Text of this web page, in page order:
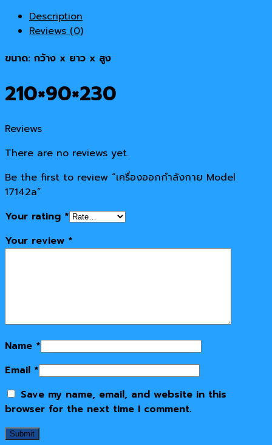
Description
Reviews (0)
ขนาด: กว้าง x ยาว x สูง
210×90×230
Reviews
There are no reviews yet.
Be the first to review “เครื่องออกกำลังกาย Model
17142a”
Your rating *
Your review *
Name *
Email *
Save my name, email, and website in this
browser for the next time I comment.